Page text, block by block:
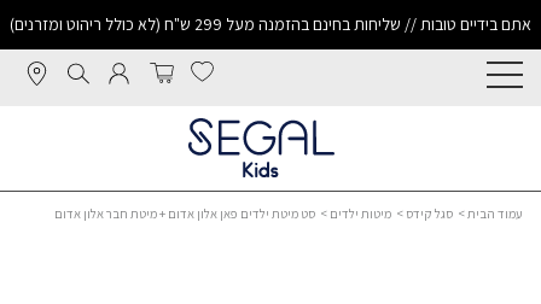
אתם בידיים טובות // שליחות בחינם בהזמנה מעל 299 ש"ח (לא כולל ריהוט ומזרנים)
עמוד הבית> סגל קידס > מיטות ילדים > סט מיטת ילדים פאן אלון אדום + מיטת חבר אלון אדום